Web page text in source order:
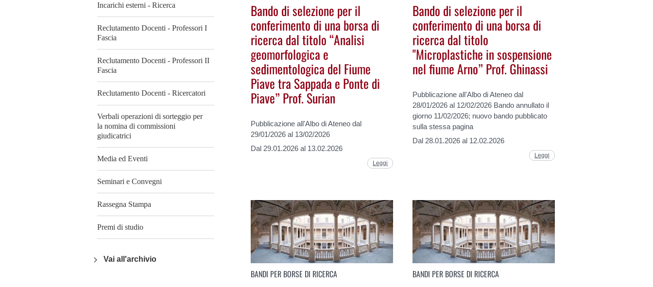
Incarichi esterni - Ricerca
Reclutamento Docenti - Professori I
Fascia
Reclutamento Docenti - Professori II
Fascia
Reclutamento Docenti - Ricercatori
Verbali operazioni di sorteggio per
la nomina di commissioni
giudicatrici
Media ed Eventi
Seminari e Convegni
Rassegna Stampa
Premi di studio
Vai all'archivio
Bando di selezione per il
conferimento di una borsa di
ricerca dal titolo “Analisi
geomorfologica e
sedimentologica del Fiume
Piave tra Sappada e Ponte di
Piave” Prof. Surian
Pubblicazione all'Albo di Ateneo dal
29/01/2026 al 13/02/2026
Dal 29.01.2026 al 13.02.2026
Leggi
Bando di selezione per il
conferimento di una borsa di
ricerca dal titolo
"Microplastiche in sospensione
nel fiume Arno” Prof. Ghinassi
Pubblicazione all'Albo di Ateneo dal
28/01/2026 al 12/02/2026 Bando annullato il
giorno 11/02/2026; nuovo bando pubblicato
sulla stessa pagina
Dal 28.01.2026 al 12.02.2026
Leggi
BANDI PER BORSE DI RICERCA BANDI PER BORSE DI RICERCA